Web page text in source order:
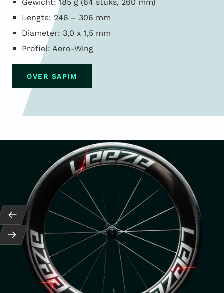
Lengte: 246 – 306 mm
Diameter: 3,0 x 1,5 mm
Profiel: Aero-Wing
OVER SAPIM
Terug